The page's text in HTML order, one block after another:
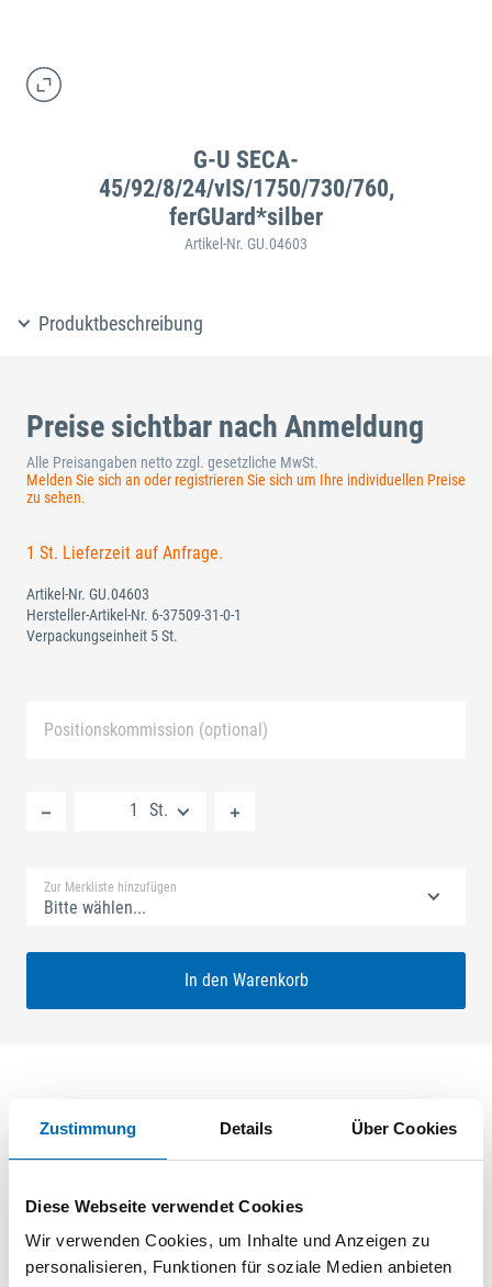
Zustimmung Details Über Cookies
Diese Webseite verwendet Cookies
Wir verwenden Cookies, um Inhalte und Anzeigen zu
personalisieren, Funktionen für soziale Medien anbieten
G-U SECA-
45/92/8/24/vIS/1750/730/760,
ferGUard*silber
Artikel-Nr. GU.04603
Produktbeschreibung
Preise sichtbar nach Anmeldung
Alle Preisangaben netto zzgl. gesetzliche MwSt.
Melden Sie sich an oder registrieren Sie sich um Ihre individuellen Preise
zu sehen.
1 St. Lieferzeit auf Anfrage.
Artikel-Nr. GU.04603
Hersteller-Artikel-Nr. 6-37509-31-0-1
Verpackungseinheit 5 St.
Positionskommission (optional)
St.
Zur Merkliste hinzufügen
Bitte wählen...
In den Warenkorb
Produktbeschreibung
890mm Flachstulp 24x2,5mm L:1750,0mm Eckig Maße: A1
optional ferGUard*silber